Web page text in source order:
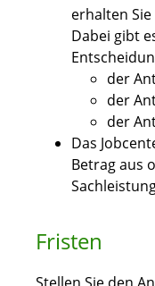
erhalten
Dabei gibt
der
der
der
Das
Betrag aus
Fristen